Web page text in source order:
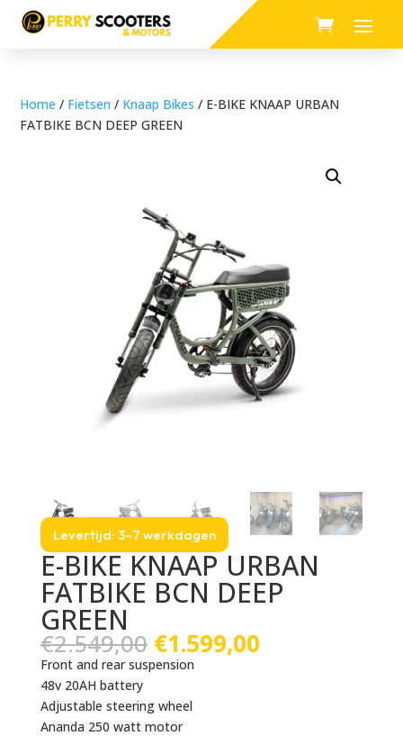
Home / Fietsen / Knaap Bikes / E-BIKE KNAAP URBAN
FATBIKE BCN DEEP GREEN
E-BIKE KNAAP URBAN
FATBIKE BCN DEEP
GREEN
€2.549,00 Oorspronkelijke
prijs
€2.549,00.
€1.599,00Huidige
Levertijd: 3–7 werkdagen
Front and rear suspension
48v 20AH battery
Adjustable steering wheel
Ananda 250 watt motor